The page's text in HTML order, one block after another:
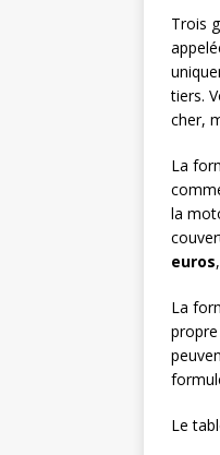
Trois
tiers.
cher,
La
la
euros
La
Le